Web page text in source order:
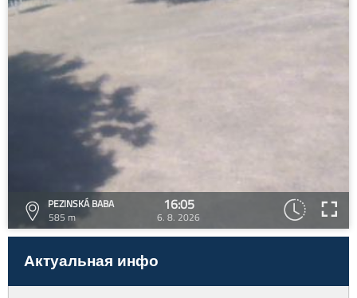
PEZINSKÁ BABA
585 m
16:05
6. 8. 2026
Актуальная инфо